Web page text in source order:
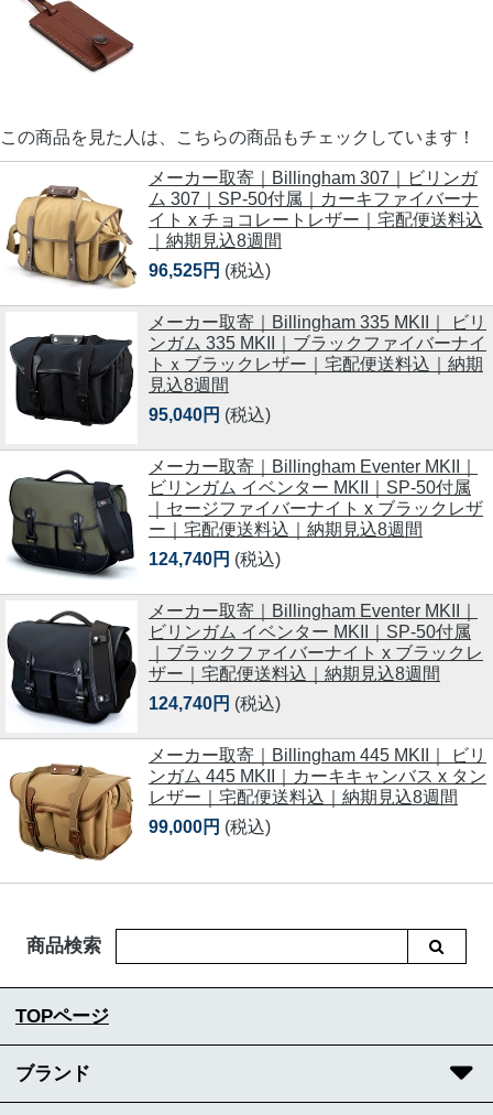
この商品を見た人は、こちらの商品もチェックしています！
メーカー取寄｜Billingham 307｜ビリンガ
ム 307｜SP-50付属｜カーキファイバーナ
イト x チョコレートレザー｜宅配便送料込
｜納期見込8週間
96,525円 (税込)
メーカー取寄｜Billingham 335 MKII｜ ビリ
ンガム 335 MKII｜ブラックファイバーナイ
トｘブラックレザー｜宅配便送料込｜納期
見込8週間
95,040円 (税込)
メーカー取寄｜Billingham Eventer MKII｜
ビリンガム イベンター MKII｜SP-50付属
｜セージファイバーナイト x ブラックレザ
ー｜宅配便送料込｜納期見込8週間
124,740円 (税込)
メーカー取寄｜Billingham Eventer MKII｜
ビリンガム イベンター MKII｜SP-50付属
｜ブラックファイバーナイト x ブラックレ
ザー｜宅配便送料込｜納期見込8週間
124,740円 (税込)
メーカー取寄｜Billingham 445 MKII｜ ビリ
ンガム 445 MKII｜カーキキャンバス x タン
レザー｜宅配便送料込｜納期見込8週間
99,000円 (税込)
商品検索
TOPページ
ブランド